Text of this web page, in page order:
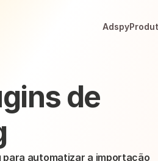
Adspy
de
para automatizar a importação